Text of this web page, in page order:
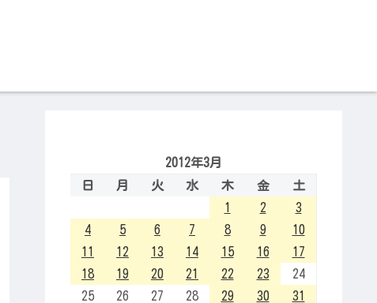
2012年3月
日
月 火 水 木 金
土
1
2
3
4
5 6 7 8 9
10
11
12 13 14 15 16
17
18
19 20 21 22 23
24
25
26 27 28 29 30 31